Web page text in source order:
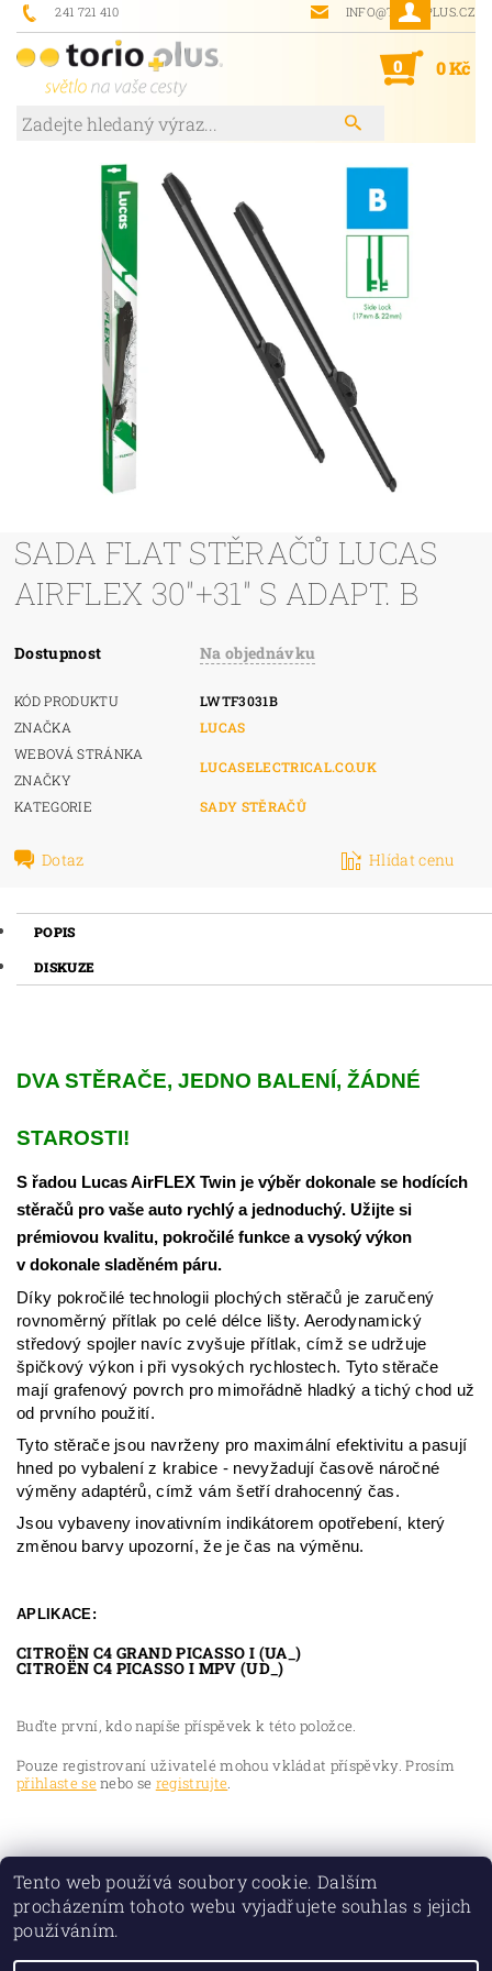
241 721 410 INFO@TORIOPLUS.CZ
0 0 Kč
SADA FLAT STĚRAČŮ LUCAS
AIRFLEX 30"+31" S ADAPT. B
Dostupnost Na objednávku
KÓD PRODUKTU
LWTF3031B
ZNAČKA
LUCAS
WEBOVÁ STRÁNKA
ZNAČKY
LUCASELECTRICAL.CO.UK
KATEGORIE SADY STĚRAČŮ
Dotaz Hlídat cenu
POPIS
DISKUZE
DVA STĚRAČE, JEDNO BALENÍ, ŽÁDNÉ
STAROSTI!
S řadou Lucas AirFLEX Twin je výběr dokonale se hodících
stěračů pro vaše auto rychlý a jednoduchý. Užijte si
prémiovou kvalitu, pokročilé funkce a vysoký výkon
v dokonale sladěném páru.
Díky pokročilé technologii plochých stěračů je zaručený
rovnoměrný přítlak po celé délce lišty. Aerodynamický
středový spojler navíc zvyšuje přítlak, címž se udržuje
špičkový výkon i při vysokých rychlostech. Tyto stěrače
mají grafenový povrch pro mimořádně hladký a tichý chod už
od prvního použití.
Tyto stěrače jsou navrženy pro maximální efektivitu a pasují
hned po vybalení z krabice - nevyžadují časově náročné
výměny adaptérů, címž vám šetří drahocenný čas.
Jsou vybaveny inovativním indikátorem opotřebení, který
změnou barvy upozorní, že je čas na výměnu.
APLIKACE:
CITROËN C4 GRAND PICASSO I (UA_)
CITROËN C4 PICASSO I MPV (UD_)
Buďte první, kdo napíše příspěvek k této položce.
Pouze registrovaní uživatelé mohou vkládat příspěvky. Prosím
přihlaste senebo se registrujte.
Tento web používá soubory cookie. Dalším
procházením tohoto webu vyjadřujete souhlas s jejich
používáním.